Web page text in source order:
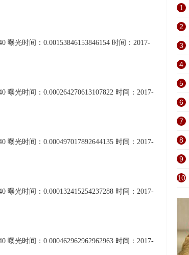
曝光时间：0.00153846153846154 时间：2017-
曝光时间：0.000264270613107822 时间：2017-
曝光时间：0.000497017892644135 时间：2017-
曝光时间：0.000132415254237288 时间：2017-
曝光时间：0.000462962962962963 时间：2017-
1
2
3
4
5
6
7
8
9
10